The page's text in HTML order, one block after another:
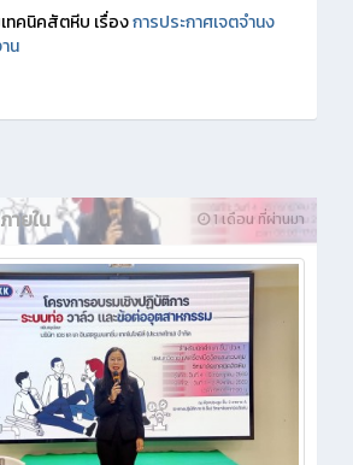
ทคนิคสัตหีบ เรื่องการประกาศเจตจำนง
น
1 เดือน ที่ผ่านมา
ายใน